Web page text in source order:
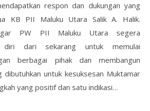
respon dan dukungan yang
KB PII Maluku Utara Salik A. Halik.
PW PII Maluku Utara segera
diri dari sekarang untuk memulai
berbagai pihak dan membangun
untuk kesuksesan Muktamar
yang positif dan satu indikasi…